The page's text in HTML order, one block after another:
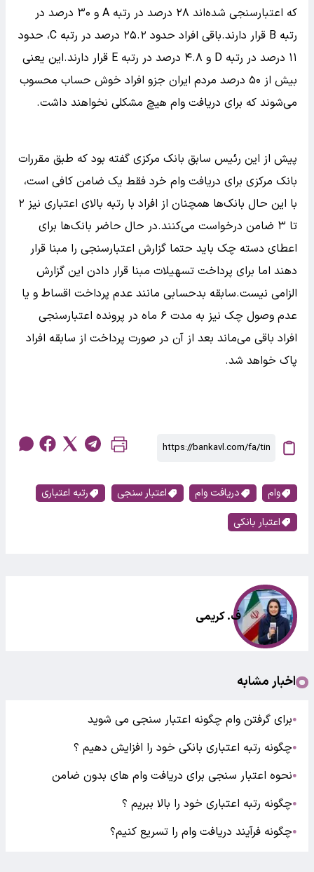
که اعتبارسنجی شده‌اند ۲۸ درصد در رتبه A و ۳۰ درصد در
رتبه B قرار دارند.باقی افراد حدود ۲۵.۲ درصد در رتبه C، حدود
۱۱ درصد در رتبه D و ۴.۸ درصد در رتبه E قرار دارند.این یعنی
بیش از ۵۰ درصد مردم ایران جزو افراد خوش حساب محسوب
می‌شوند که برای دریافت وام هیچ مشکلی نخواهند داشت.‌
پیش از این رئیس سابق بانک مرکزی گفته بود که طبق مقررات
بانک مرکزی برای دریافت وام خرد فقط یک ضامن کافی است،
با این حال بانک‌ها همچنان از افراد با رتبه بالای اعتباری نیز ۲
تا ۳ ضامن درخواست می‌کنند.در حال حاضر بانک‌ها برای
اعطای دسته چک باید حتما گزارش اعتبارسنجی را مبنا قرار
دهند اما برای پرداخت تسهیلات مبنا قرار دادن این گزارش
الزامی نیست.سابقه بدحسابی مانند عدم پرداخت اقساط و یا
عدم وصول چک نیز به مدت ۶ ماه در پرونده اعتبارسنجی
افراد باقی می‌ماند بعد از آن در صورت پرداخت از سابقه افراد
پاک خواهد شد.
وام دریافت وام اعتبار سنجی
رتبه اعتباری
اعتبار بانکی
ف. کریمی
اخبار مشابه
●برای گرفتن وام چگونه اعتبار سنجی می شوید
●چگونه رتبه اعتباری بانکی خود را افزایش دهیم ؟
●نحوه اعتبار سنجی برای دریافت وام های بدون ضامن
●چگونه رتبه اعتباری خود را بالا ببریم ؟
●چگونه فرآیند دریافت وام را تسریع کنیم؟